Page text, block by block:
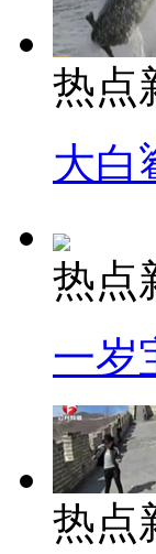
热点
大白
热点
一岁
热点